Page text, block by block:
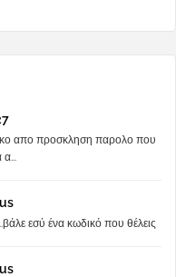
απο προσκληση παρολο που
εσύ ένα κωδικό που θέλεις